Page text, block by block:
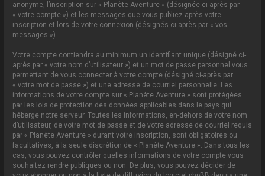
anonyme, l’inscription sur « Planète Aventure » (désignée ci-après par
« votre compte ») et les messages que vous publiez après votre
inscription et lors de votre connexion (désignés ci-après par « vos
messages »).
Votre compte contiendra au minimum un identifiant unique (désigné ci-
après par « votre nom d’utilisateur ») et un mot de passe personnel vous
permettant de vous connecter à votre compte (désigné ci-après par
« votre mot de passe ») et une adresse de courriel personnelle. Les
informations de votre compte sur « Planète Aventure » sont protégées
par les lois de protection des données applicables dans le pays qui
héberge notre serveur. Toutes les informations, en-dehors de votre nom
d’utilisateur, de votre mot de passe et de votre adresse de courriel requis
par « Planète Aventure » durant votre inscription, sont obligatoires ou
facultatives, à la seule discrétion de « Planète Aventure ». Dans tous les
cas, vous pouvez contrôler quelles informations de votre compte vous
souhaitez rendre publiques ou non. De plus, vous pouvez décider de